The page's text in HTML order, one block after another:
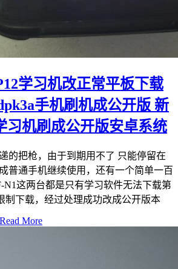
学习机改正常平板下载
手机刷机成公开版 新
习机刷成公开版安卓系统
的把枪，由于到期用不了 只能停留在
普通手机继续使用，还有一个简单一百
N1这两台都是只有学习软件无法下载第
制下载，经过处理成功改成公开版本
Read More